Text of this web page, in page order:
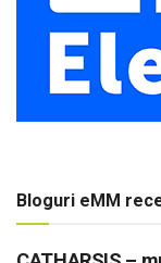
Bloguri eMM